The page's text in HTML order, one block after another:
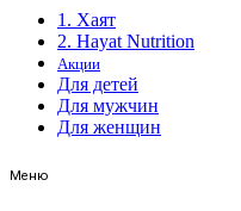
1. Хаят
2. Hayat Nutrition
Акции
Для детей
Для мужчин
Для женщин
Меню